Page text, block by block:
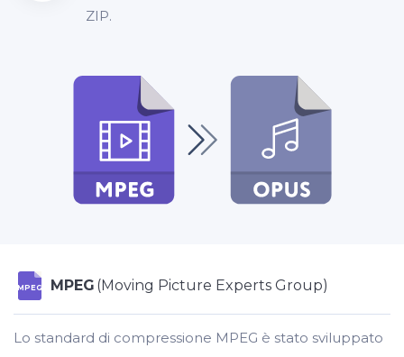
ZIP.
MPEG MPEG (Moving Picture Experts Group)
Lo standard di compressione MPEG è stato sviluppato